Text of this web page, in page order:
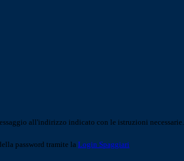
all'indirizzo indicato con le istruzioni necessarie.
password tramite la Login Spaggiari